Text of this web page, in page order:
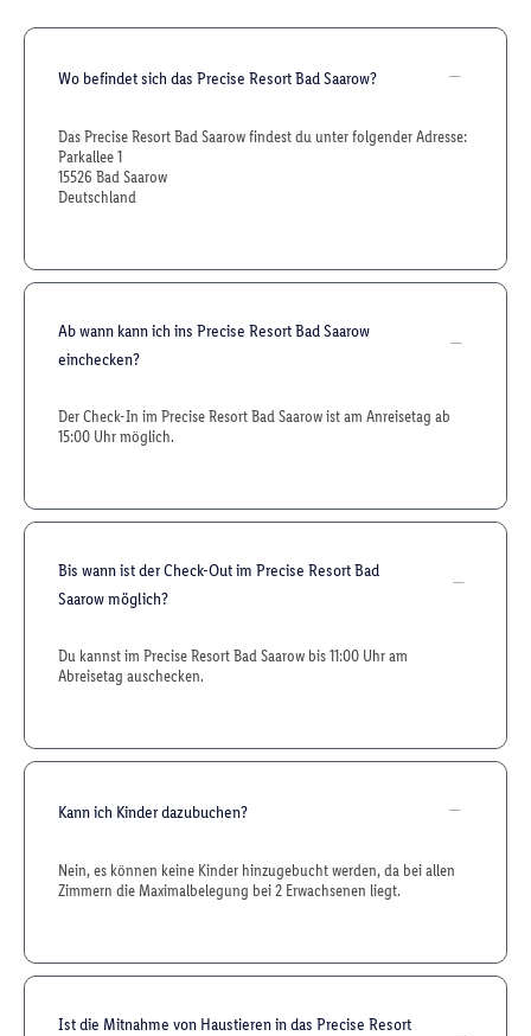
Wo befindet sich das Precise Resort Bad Saarow?
Das Precise Resort Bad Saarow findest du unter folgender Adresse:
Parkallee 1
15526 Bad Saarow
Deutschland
Ab wann kann ich ins Precise Resort Bad Saarow
einchecken?
Der Check-In im Precise Resort Bad Saarow ist am Anreisetag ab
15:00 Uhr möglich.
Bis wann ist der Check-Out im Precise Resort Bad
Saarow möglich?
Du kannst im Precise Resort Bad Saarow bis 11:00 Uhr am
Abreisetag auschecken.
Kann ich Kinder dazubuchen?
Nein, es können keine Kinder hinzugebucht werden, da bei allen
Zimmern die Maximalbelegung bei 2 Erwachsenen liegt.
Ist die Mitnahme von Haustieren in das Precise Resort